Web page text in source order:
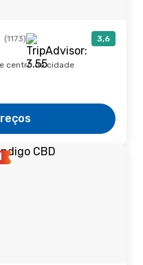
(1173) 3,6
centro da cidade